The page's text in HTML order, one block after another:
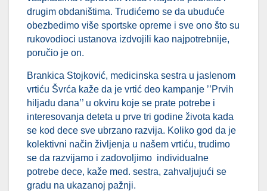
drugim obdaništima. Trudićemo se da ubuduće
obezbedimo više sportske opreme i sve ono što su
rukovodioci ustanova izdvojili kao najpotrebnije,
poručio je on.
Brankica Stojković, medicinska sestra u jaslenom
vrtiću Švrća kaže da je vrtić deo kampanje ’’Prvih
hiljadu dana’’ u okviru koje se prate potrebe i
interesovanja deteta u prve tri godine života kada
se kod dece sve ubrzano razvija. Koliko god da je
kolektivni način življenja u našem vrtiću, trudimo
se da razvijamo i zadovoljimo individualne
potrebe dece, kaže med. sestra, zahvaljujući se
gradu na ukazanoj pažnji.